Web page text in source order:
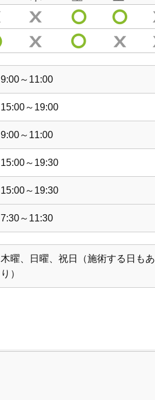
9:00～11:00
15:00～19:00
9:00～11:00
15:00～19:30
15:00～19:30
7:30～11:30
木曜、日曜、祝日（施術する日もあ
り）